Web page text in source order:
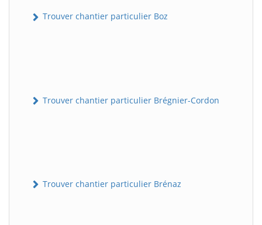
Trouver chantier particulier Boz
Trouver chantier particulier Brégnier-Cordon
Trouver chantier particulier Brénaz